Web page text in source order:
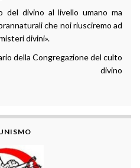
del divino al livello umano ma
che noi riusciremo ad
divini».
della Congregazione del culto
divino